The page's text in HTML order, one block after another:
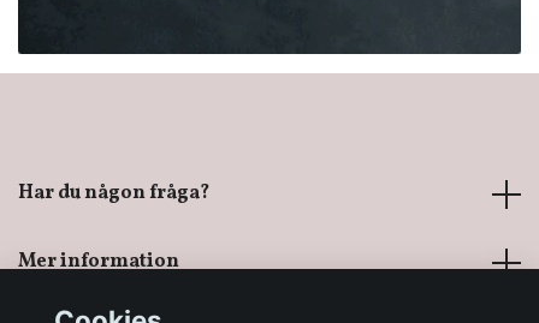
Har du någon fråga?
Mer information